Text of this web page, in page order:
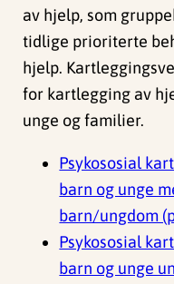
av hjelp, som
tidlige prioriterte
hjelp.
for kartlegging av
unge og familier.
Psykososial
barn og unge
barn/ungdom
Psykososial
barn og unge